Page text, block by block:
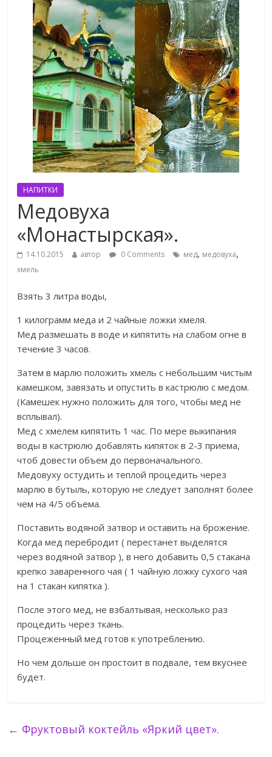
НАПИТКИ
Медовуха
«Монастырская».
14.10.2015 автор 0 Comments мед, медовуха,
хмель
Взять 3 литра воды,
1 килограмм меда и 2 чайные ложки хмеля.
Мед размешать в воде и кипятить на слабом огне в
течение 3 часов.
Затем в марлю положить хмель с небольшим чистым
камешком, завязать и опустить в кастрюлю с медом.
(Камешек нужно положить для того, чтобы мед не
всплывал).
Мед с хмелем кипятить 1 час. По мере выкипания
воды в кастрюлю добавлять кипяток в 2-3 приема,
чтоб довести объем до первоначального.
Медовуху остудить и теплой процедить через
марлю в бутыль, которую не следует заполнят более
чем на 4/5 объема.
Поставить водяной затвор и оставить на брожение.
Когда мед перебродит ( перестанет выделятся
через водяной затвор ), в него добавить 0,5 стакана
крепко заваренного чая ( 1 чайную ложку сухого чая
на 1 стакан кипятка ).
После этого мед, не взбалтывая, несколько раз
процедить через ткань.
Процеженный мед готов к употреблению.
Но чем дольше он простоит в подвале, тем вкуснее
будет.
← Фруктовый коктейль «Яркий цвет».